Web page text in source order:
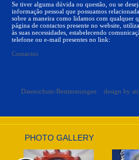
Se tiver alguma dúvida ou questão, ou se
informação pessoal que possuamos
sobre a maneira como lidamos com qualquer
página de contactos presente no website,
às suas necessidades, estabelecendo
telefone ou e-mail presentes no link:
Contactos
Datenschutz-Bestimmungen design by
PHOTO GALLERY